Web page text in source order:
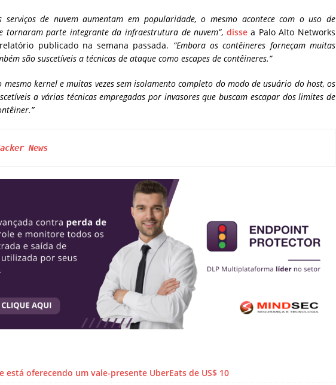
serviços de nuvem aumentam em popularidade, o mesmo acontece com o uso de
tornaram parte integrante da infraestrutura de nuvem”, dissea Palo Alto Networks
publicado na semana passada. “Embora os contêineres forneçam muitas
são suscetíveis a técnicas de ataque como escapes de contêineres.”
mesmo kernel e muitas vezes sem isolamento completo do modo de usuário do host, os
a várias técnicas empregadas por invasores que buscam escapar dos limites de
News
está oferecendo um vale-presente UberEats de US$ 10